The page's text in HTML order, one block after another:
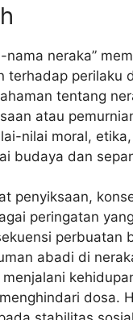
nama neraka”
terhadap perilaku
tentang
atau
nilai moral,
budaya dan
penyiksaan,
peringatan
perbuatan
abadi di
dosa.